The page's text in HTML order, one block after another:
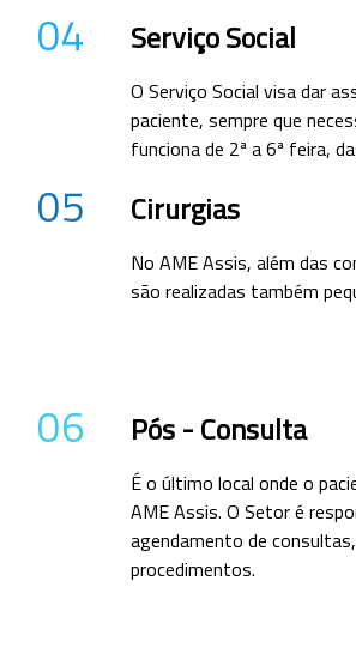
04 Serviço Social
O Serviço Social visa dar
paciente, sempre que
funciona de 2ª a 6ª feira,
05 Cirurgias
No AME Assis, além das
são realizadas também
06 Pós - Consulta
É o último local onde o
AME Assis. O Setor é
agendamento de
procedimentos.